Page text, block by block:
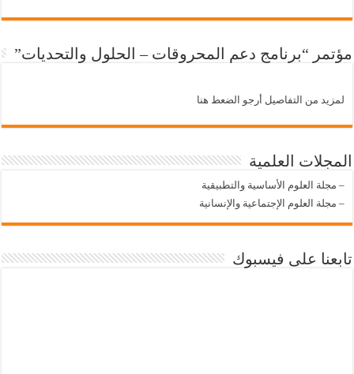
مؤتمر “برنامج دعم المحروقات – الحلول والتحديات”
لمزيد من التفاصيل أرجو الضعط هنا
المجلات العلمية
– مجلة العلوم الأساسية والتطبيقية
– مجلة العلوم الإجتماعية والإنسانية
تابعنا على فيسبوك